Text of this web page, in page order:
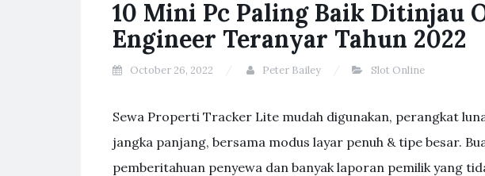
10 Mini Pc Paling Baik Ditinjau
Engineer Teranyar Tahun 2022
October 26, 2022 Peter Bailey Slot Online
Sewa Properti Tracker Lite mudah digunakan, perangkat
jangka panjang, bersama modus layar penuh & tipe besar.
pemberitahuan penyewa dan banyak laporan pemilik yang